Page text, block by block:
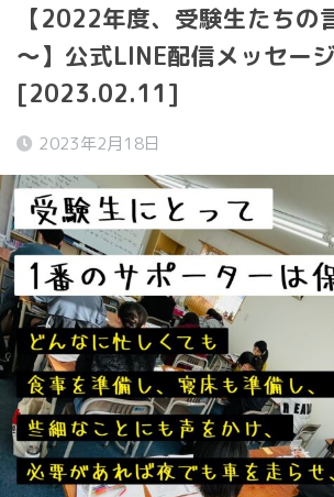
【2022年度、受験生たちの
～】公式LINE配信メッセージ
[2023.02.11]
2023年2月18日